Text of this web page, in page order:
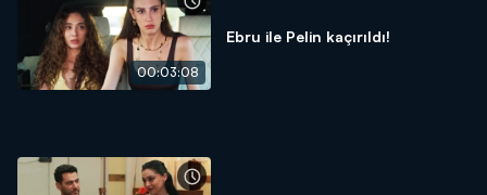
00:03:08
Ebru ile Pelin kaçırıldı!